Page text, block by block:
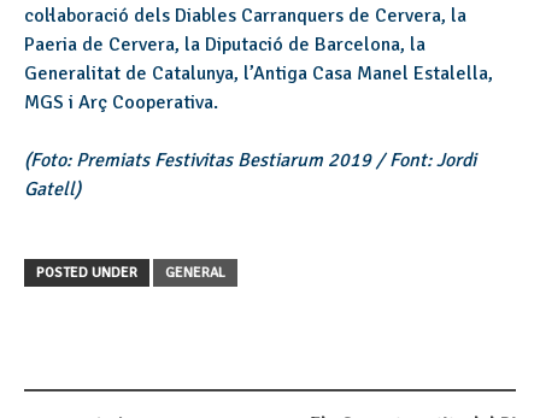
col·laboració dels Diables Carranquers de Cervera, la
Paeria de Cervera, la Diputació de Barcelona, la
Generalitat de Catalunya, l’Antiga Casa Manel Estalella,
MGS i Arç Cooperativa.
(Foto: Premiats Festivitas Bestiarum 2019 / Font: Jordi
Gatell)
POSTED UNDER GENERAL